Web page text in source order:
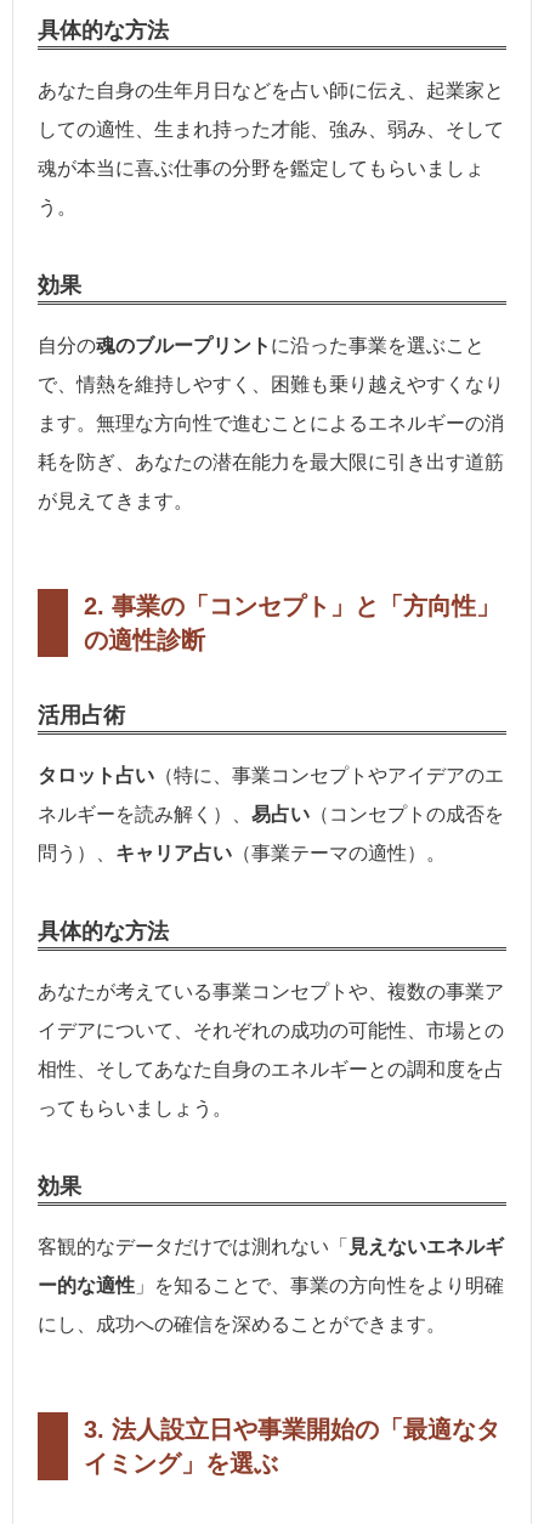
具体的な方法
あなた自身の生年月日などを占い師に伝え、起業家と
しての適性、生まれ持った才能、強み、弱み、そして
魂が本当に喜ぶ仕事の分野を鑑定してもらいましょ
う。
効果
自分の魂のブループリント に沿った事業を選ぶこと
で、情熱を維持しやすく、困難も乗り越えやすくなり
ます。無理な方向性で進むことによるエネルギーの消
耗を防ぎ、あなたの潜在能力を最大限に引き出す道筋
が見えてきます。
2. 事業の「コンセプト」と「方向性」
の適性診断
活用占術
タロット占い （特に、事業コンセプトやアイデアのエ
ネルギーを読み解く）、 易占い （コンセプトの成否を
問う）、 キャリア占い （事業テーマの適性）。
具体的な方法
あなたが考えている事業コンセプトや、複数の事業ア
イデアについて、それぞれの成功の可能性、市場との
相性、そしてあなた自身のエネルギーとの調和度を占
ってもらいましょう。
効果
客観的なデータだけでは測れない「 見えないエネルギ
ー的な適性 」を知ることで、事業の方向性をより明確
にし、成功への確信を深めることができます。
3. 法人設立日や事業開始の「最適なタ
イミング」を選ぶ